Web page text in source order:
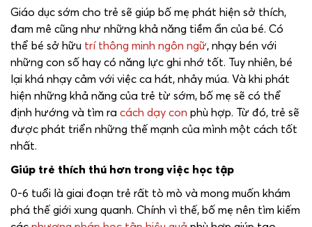
Giáo dục sớm cho trẻ sẽ giúp bố mẹ phát hiện sở thích,
đam mê cũng như những khả năng tiềm ẩn của bé. Có
thể bé sở hữu trí thông minh ngôn ngữ, nhạy bén với
những con số hay có năng lực ghi nhớ tốt. Tuy nhiên, bé
lại khá nhạy cảm với việc ca hát, nhảy múa. Và khi phát
hiện những khả năng của trẻ từ sớm, bố mẹ sẽ có thể
định hướng và tìm ra cách dạy con phù hợp. Từ đó, trẻ sẽ
được phát triển những thế mạnh của mình một cách tốt
nhất.
Giúp trẻ thích thú hơn trong việc học tập
0-6 tuổi là giai đoạn trẻ rất tò mò và mong muốn khám
phá thế giới xung quanh. Chính vì thế, bố mẹ nên tìm kiếm